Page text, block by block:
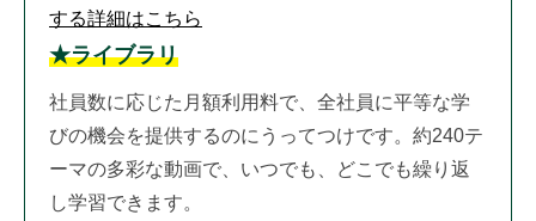
する詳細はこちら
★ライブラリ
社員数に応じた月額利用料で、全社員に平等な学
びの機会を提供するのにうってつけです。約240テ
ーマの多彩な動画で、いつでも、どこでも繰り返
し学習できます。